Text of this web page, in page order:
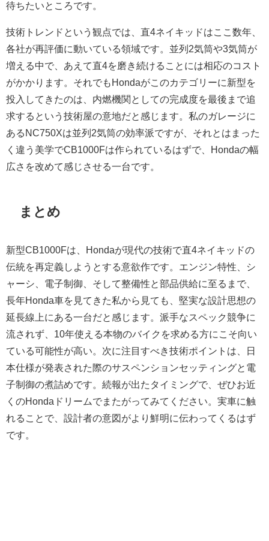
待ちたいところです。
技術トレンドという観点では、直4ネイキッドはここ数年、
各社が再評価に動いている領域です。並列2気筒や3気筒が
増える中で、あえて直4を磨き続けることには相応のコスト
がかかります。それでもHondaがこのカテゴリーに新型を
投入してきたのは、内燃機関としての完成度を最後まで追
求するという技術屋の意地だと感じます。私のガレージに
あるNC750Xは並列2気筒の効率派ですが、それとはまった
く違う美学でCB1000Fは作られているはずで、Hondaの幅
広さを改めて感じさせる一台です。
まとめ
新型CB1000Fは、Hondaが現代の技術で直4ネイキッドの
伝統を再定義しようとする意欲作です。エンジン特性、シ
ャーシ、電子制御、そして整備性と部品供給に至るまで、
長年Honda車を見てきた私から見ても、堅実な設計思想の
延長線上にある一台だと感じます。派手なスペック競争に
流されず、10年使える本物のバイクを求める方にこそ向い
ている可能性が高い。次に注目すべき技術ポイントは、日
本仕様が発表された際のサスペンションセッティングと電
子制御の煮詰めです。続報が出たタイミングで、ぜひお近
くのHondaドリームでまたがってみてください。実車に触
れることで、設計者の意図がより鮮明に伝わってくるはず
です。